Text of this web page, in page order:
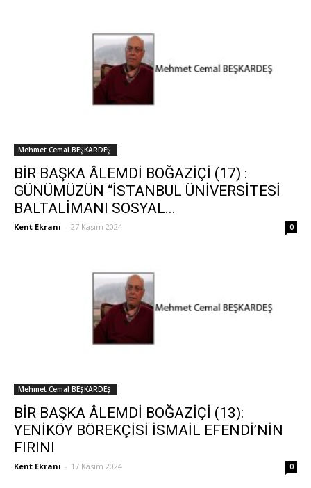
Mehmet Cemal BEŞKARDEŞ
BİR BAŞKA ÂLEMDİ BOĞAZİÇİ (17) :
GÜNÜMÜZÜN “İSTANBUL ÜNİVERSİTESİ
BALTALİMANI SOSYAL...
Kent Ekranı - 27 Kasım 2024 0
Mehmet Cemal BEŞKARDEŞ
BİR BAŞKA ÂLEMDİ BOĞAZİÇİ (13):
YENİKÖY BÖREKÇİSİ İSMAİL EFENDİ’NİN
FIRINI
Kent Ekranı - 17 Kasım 2024 0